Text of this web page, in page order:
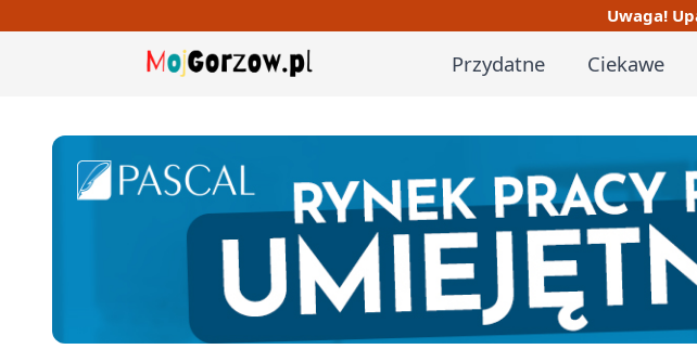
Uwaga!
Przydatne Ciekawe